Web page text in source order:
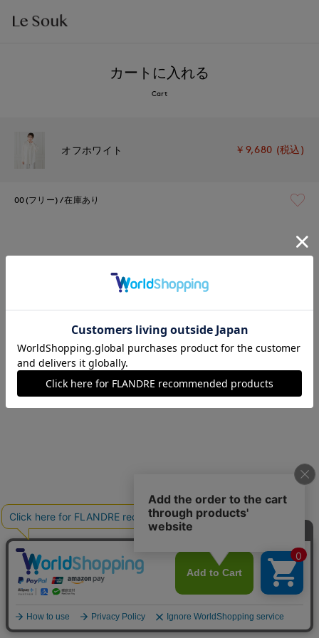
カートに入れる
Cart
オフホワイト ￥9,680 (税込)
00(フリー) 在庫あり